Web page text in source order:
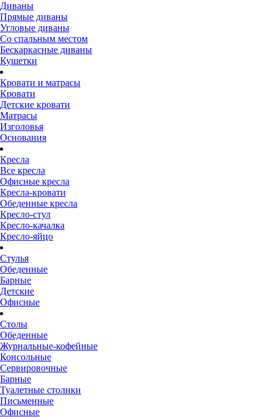
Диваны
Прямые диваны
Угловые диваны
Со спальным местом
Бескаркасные диваны
Кушетки
Кровати и матрасы
Кровати
Детские кровати
Матрасы
Изголовья
Основания
Кресла
Все кресла
Офисные кресла
Кресла-кровати
Обеденные кресла
Кресло-стул
Кресло-качалка
Кресло-яйцо
Стулья
Обеденные
Барные
Детские
Офисные
Столы
Обеденные
Журнальные-кофейные
Консольные
Сервировочные
Барные
Туалетные столики
Письменные
Офисные